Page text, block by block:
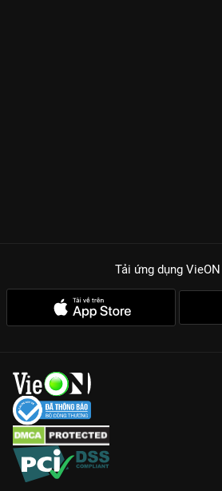
Tải ứng dụng VieON